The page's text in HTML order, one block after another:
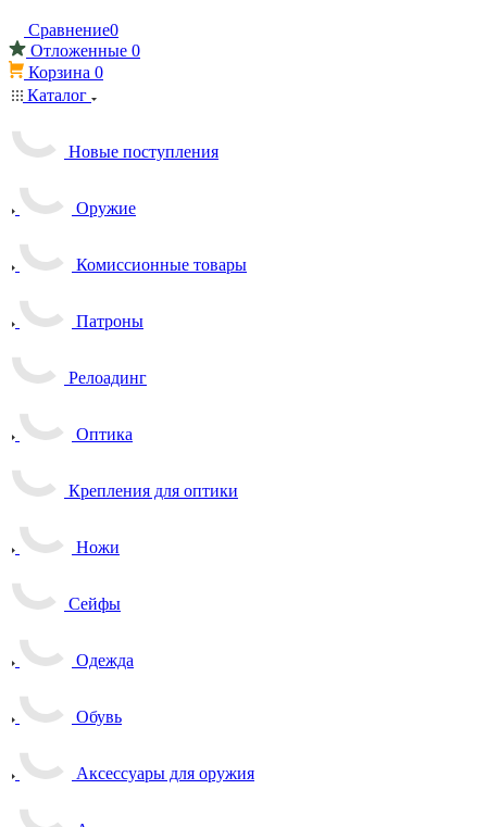
Сравнение0
Отложенные 0
Корзина 0
Каталог
Новые поступления
Оружие
Комиссионные товары
Патроны
Релоадинг
Оптика
Крепления для оптики
Ножи
Сейфы
Одежда
Обувь
Аксессуары для оружия